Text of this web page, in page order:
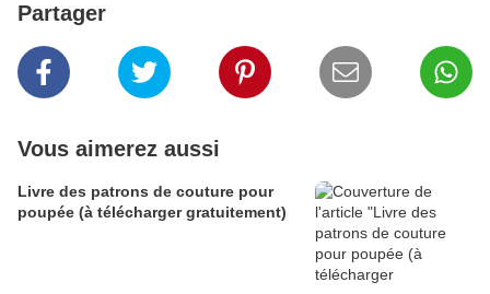
Partager
Vous aimerez aussi
Livre des patrons de couture pour
poupée (à télécharger gratuitement)